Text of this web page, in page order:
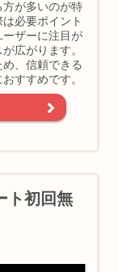
が多いのが特
必要ポイント
ザーに注目が
広がります。
、信頼できる
すすめです。
ト初回無